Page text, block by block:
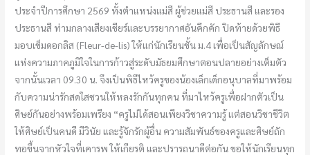
ประจำปีการศึกษา 2569 ทั้งตำแหน่งแม่สี ผู้ช่วยแม่สี ประธานสี และรอง
ประธานสี ท่ามกลางเสียงเชียร์และบรรยากาศอันคึกคัก ปิดท้ายด้วยพิธี
มอบเข็มดอกลิส (Fleur-de-lis) ให้แก่นักเรียนชั้น ม.4 เพื่อเป็นสัญลักษณ์
แห่งความภาคภูมิใจในการก้าวสู่ระดับมัธยมศึกษาตอนปลายอย่างเต็มตัว
จากนั้นเวลา 09.30 น. จึงเป็นพิธีไหว้ครูของน้องเล็กเด็กอนุบาลที่มาพร้อม
กับความน่ารักสดใสชวนให้หลงรักกันทุกคน ที่มาไหว้ครูเพื่อฝากตัวเป็น
ศิษย์กันอย่างพร้อมเพรียง “ครูไม่ได้สอนเพียงวิชาความรู้ แต่สอนวิชาชีวิต
ให้ศิษย์เป็นคนดี มีวินัย และรู้จักรักผู้อื่น ความสัมพันธ์ของครูและศิษย์ถัก
ทอขึ้นจากหัวใจที่เคารพ ให้เกียรติ และปรารถนาดีต่อกัน ขอให้นักเรียนทุก